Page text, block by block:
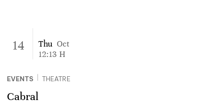
14 Thu Oct
12:13 H
EVENTS | THEATRE
Cabral